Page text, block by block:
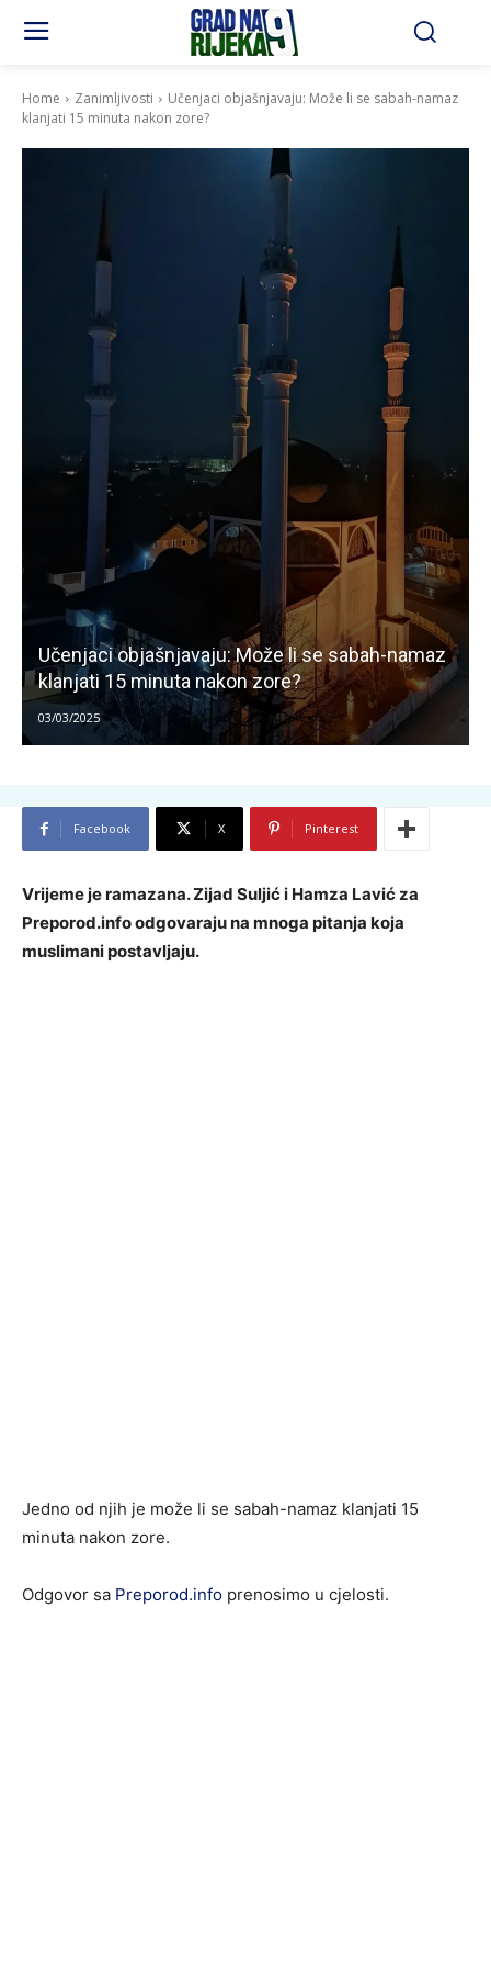
Home Zanimljivosti
Učenjaci objašnjavaju: Može li se sabah-namaz
klanjati 15 minuta nakon zore?
Učenjaci objašnjavaju: Može li se sabah-namaz
klanjati 15 minuta nakon zore?
03/03/2025
Facebook X Pinterest
Vrijeme je ramazana. Zijad Suljić i Hamza Lavić za
Preporod.info odgovaraju na mnoga pitanja koja
muslimani postavljaju.
Jedno od njih je može li se sabah-namaz klanjati 15
minuta nakon zore.
Odgovor sa Preporod.info prenosimo u cjelosti.